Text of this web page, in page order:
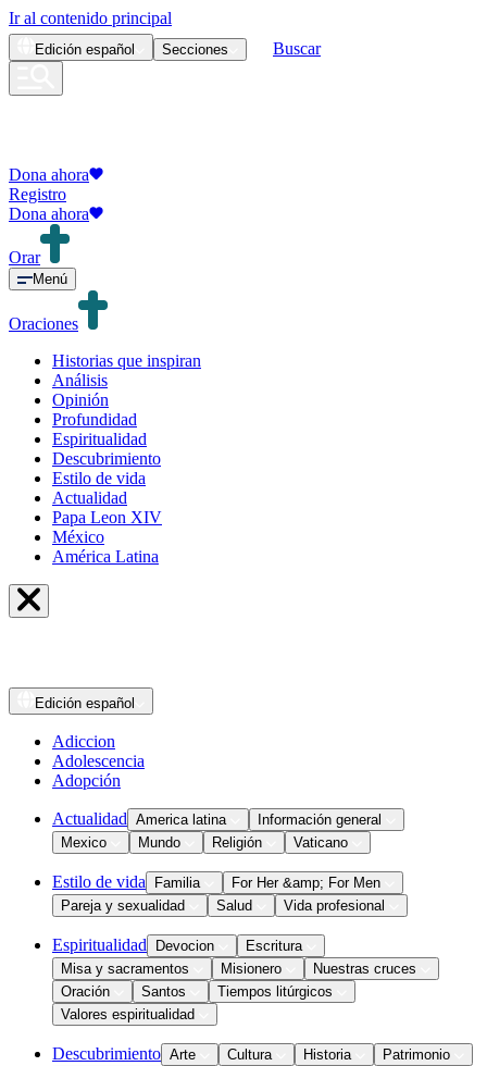
Ir al contenido principal
Edición español Secciones Buscar
Dona ahora
Registro
Dona ahora
Orar
Menú
Oraciones
Historias que inspiran
Análisis
Opinión
Profundidad
Espiritualidad
Descubrimiento
Estilo de vida
Actualidad
Papa Leon XIV
México
América Latina
Edición español
Adiccion
Adolescencia
Adopción
Actualidad America latina
Información general
Mexico
Mundo Religión Vaticano
Estilo de vida Familia
For Her &amp; For Men
Pareja y sexualidad
Salud Vida profesional
Espiritualidad Devocion
Escritura
Misa y sacramentos
Misionero
Nuestras cruces
Oración
Santos
Tiempos litúrgicos
Valores espiritualidad
Descubrimiento Arte Cultura Historia
Patrimonio